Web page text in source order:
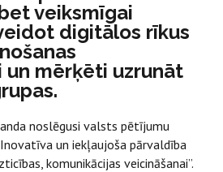
veiksmīgai
digitālos rīkus
un mērķēti uzrunāt
noslēgusi valsts pētījumu
un iekļaujoša pārvaldība
komunikācijas veicināšanai”.